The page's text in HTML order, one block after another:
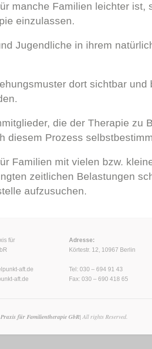
manche Familien leichter ist,
einzulassen.
Jugendliche in ihrem
dort sichtbar und
die der Therapie zu
diesem Prozess
Familien mit vielen bzw.
zeitlichen Belastungen
aufzusuchen.
für
aft.de
aft.de
Adresse:
Körtestr. 12, 10967 Berlin
Tel: 030 – 694 91 43
Fax: 030 – 690 418 65
für Familientherapie GbR| All rights Reserved.